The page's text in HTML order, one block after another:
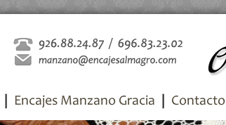
Encajes Manzano Gracia Contacto